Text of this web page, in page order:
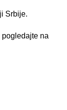
Srbije.
na